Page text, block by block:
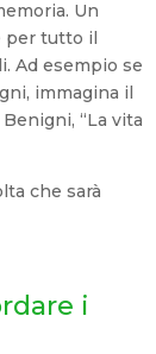
Un
per tutto il
Ad esempio se
immagina il
“La vita
che sarà
i